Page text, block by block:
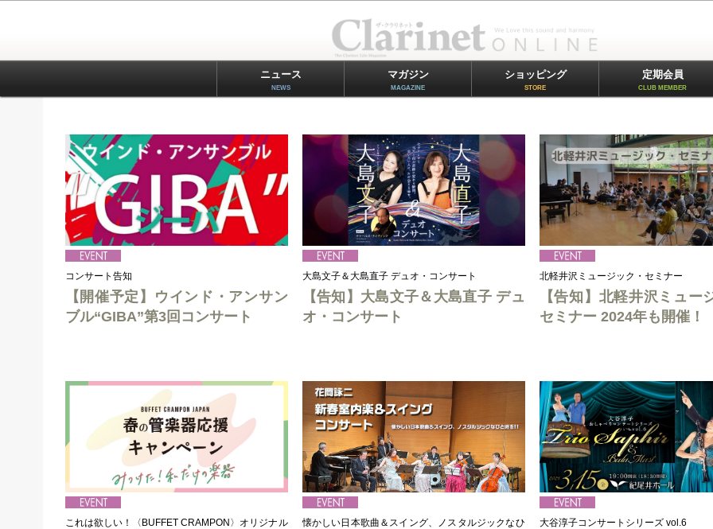
ニュース
NEWS
マガジン
MAGAZINE
ショッピング
STORE
定期会員
CLUB MEMBER
コンサート告知
【開催予定】ウインド・アンサン
ブル“GIBA”第3回コンサート
大島文子＆大島直子 デュオ・コンサート
【告知】大島文子＆大島直子 デュ
オ・コンサート
北軽井沢ミュージック・セミナー
【告知】北軽井沢ミュー
セミナー 2024年も開催！
これは欲しい！〈BUFFET CRAMPON〉オリジナル
懐かしい日本歌曲＆スイング、ノスタルジックなひ
大谷淳子コンサートシリーズ vol.6